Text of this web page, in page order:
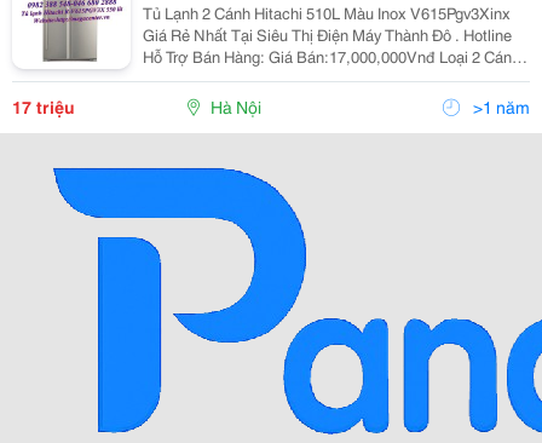
Tủ Lạnh 2 Cánh Hitachi 510L Màu Inox V615Pgv3Xinx
Giá Rẻ Nhất Tại Siêu Thị Điện Máy Thành Đô . Hotline
Hỗ Trợ Bán Hàng: Giá Bán:17,000,000Vnđ Loại 2 Cánh
Ngăn Đông Trên Màu Inox Model V615Pgv3X(Inx) Số
Lượng Cánh T
17 triệu Hà Nội >1 năm